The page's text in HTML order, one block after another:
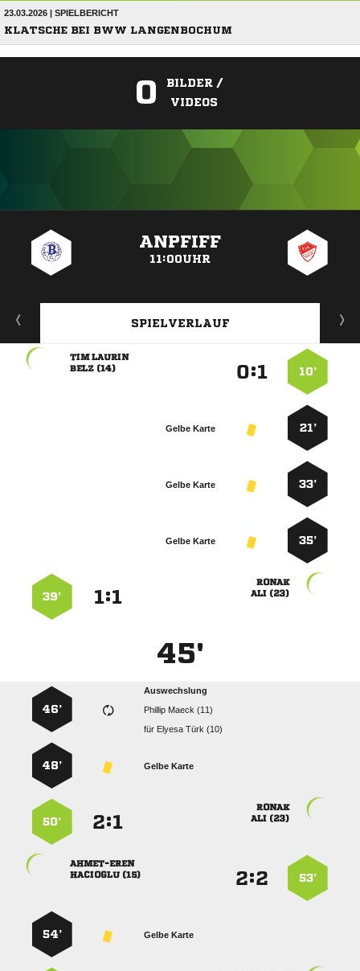
23.03.2026 | SPIELBERICHT
KLATSCHE BEI BWW LANGENBOCHUM
0
BILDER /
VIDEOS
ANPFIFF
11:00UHR
SPIELVERLAUF
10’
:
 
 
21’
Gelbe Karte
33’
Gelbe Karte
35’
Gelbe Karte

 
:
39’
45'
Auswechslung
  
für   
46’
Gelbe Karte
48’

 
:
50’
53’
:

 
Gelbe Karte
54’